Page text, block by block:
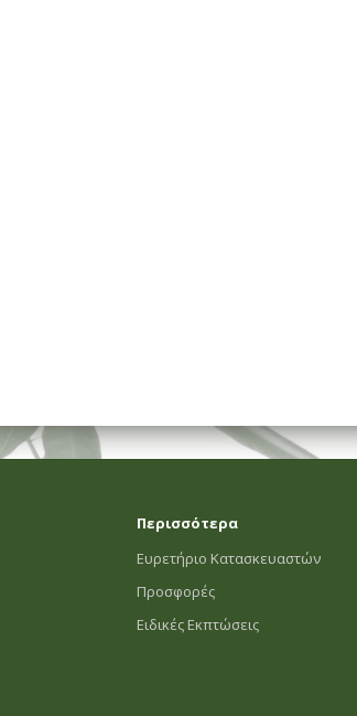
Περισσότερα
Ευρετήριο Κατασκευαστών
Προσφορές
Ειδικές Εκπτώσεις